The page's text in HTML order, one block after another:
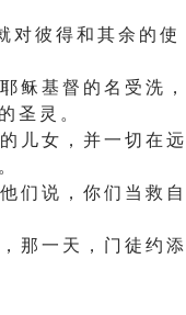
对 彼 得 和 其 余 的 使
稣 基 督 的 名 受 洗 ，
圣 灵 。
儿 女 ， 并 一 切 在 远
们 说 ， 你 们 当 救 自
那 一 天 ， 门 徒 约 添